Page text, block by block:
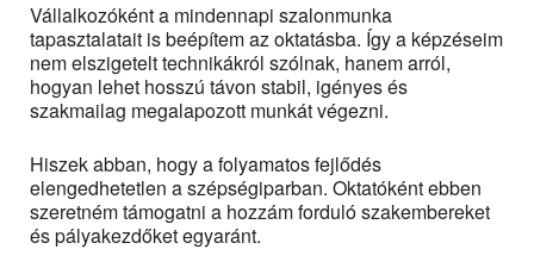
Vállalkozóként a mindennapi szalonmunka
tapasztalatait is beépítem az oktatásba. Így a képzéseim
nem elszigetelt technikákról szólnak, hanem arról,
hogyan lehet hosszú távon stabil, igényes és
szakmailag megalapozott munkát végezni.
Hiszek abban, hogy a folyamatos fejlődés
elengedhetetlen a szépségiparban. Oktatóként ebben
szeretném támogatni a hozzám forduló szakembereket
és pályakezdőket egyaránt.